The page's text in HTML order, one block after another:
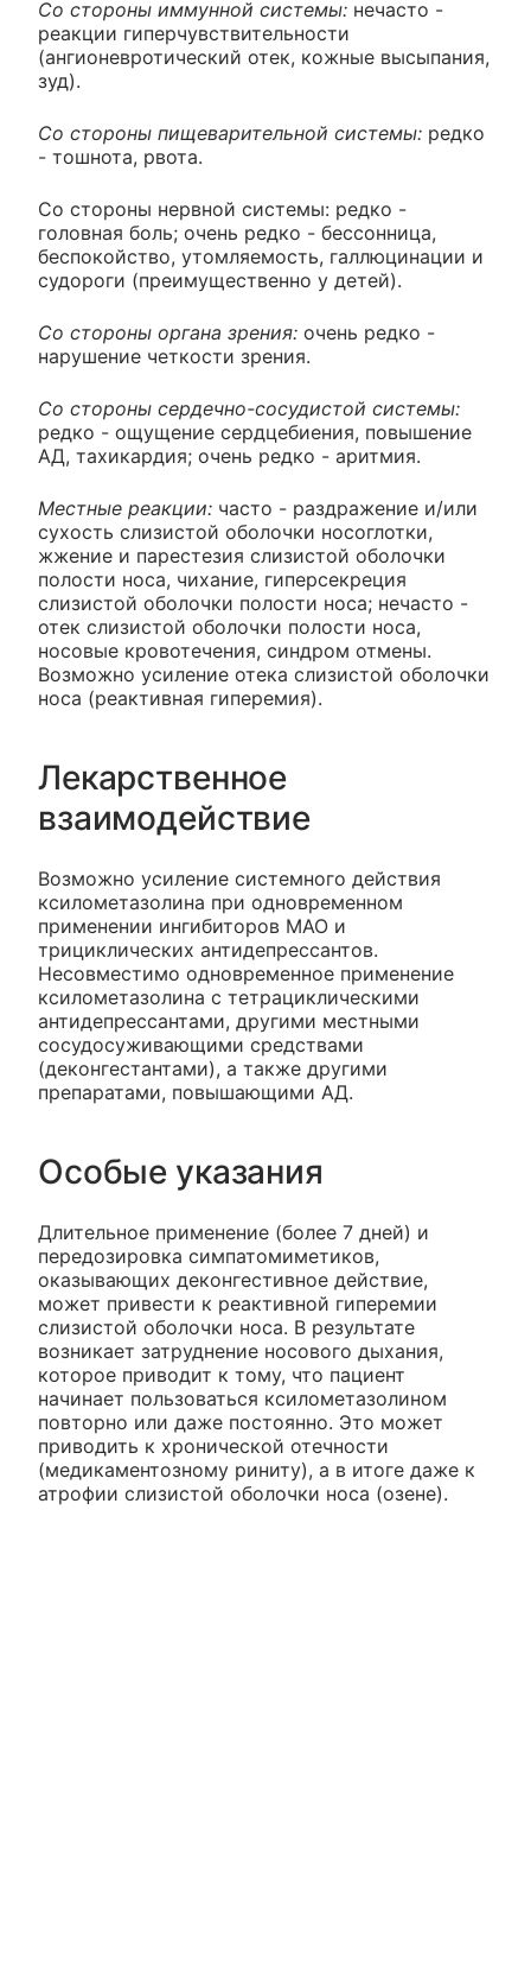
Со стороны иммунной системы: нечасто -
реакции гиперчувствительности
(ангионевротический отек, кожные высыпания,
зуд).
Со стороны пищеварительной системы: редко
- тошнота, рвота.
Со стороны нервной системы: редко -
головная боль; очень редко - бессонница,
беспокойство, утомляемость, галлюцинации и
судороги (преимущественно у детей).
Со стороны органа зрения: очень редко -
нарушение четкости зрения.
Со стороны сердечно-сосудистой системы:
редко - ощущение сердцебиения, повышение
АД, тахикардия; очень редко - аритмия.
Местные реакции: часто - раздражение и/или
сухость слизистой оболочки носоглотки,
жжение и парестезия слизистой оболочки
полости носа, чихание, гиперсекреция
слизистой оболочки полости носа; нечасто -
отек слизистой оболочки полости носа,
носовые кровотечения, синдром отмены.
Возможно усиление отека слизистой оболочки
носа (реактивная гиперемия).
Лекарственное
взаимодействие
Возможно усиление системного действия
ксилометазолина при одновременном
применении ингибиторов МАО и
трициклических антидепрессантов.
Несовместимо одновременное применение
ксилометазолина с тетрациклическими
антидепрессантами, другими местными
сосудосуживающими средствами
(деконгестантами), а также другими
препаратами, повышающими АД.
Особые указания
Длительное применение (более 7 дней) и
передозировка симпатомиметиков,
оказывающих деконгестивное действие,
может привести к реактивной гиперемии
слизистой оболочки носа. В результате
возникает затруднение носового дыхания,
которое приводит к тому, что пациент
начинает пользоваться ксилометазолином
повторно или даже постоянно. Это может
приводить к хронической отечности
(медикаментозному риниту), а в итоге даже к
атрофии слизистой оболочки носа (озене).